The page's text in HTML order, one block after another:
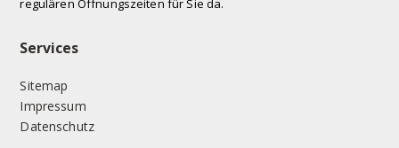
regulären Öffnungszeiten für Sie da.
Services
Sitemap
Impressum
Datenschutz